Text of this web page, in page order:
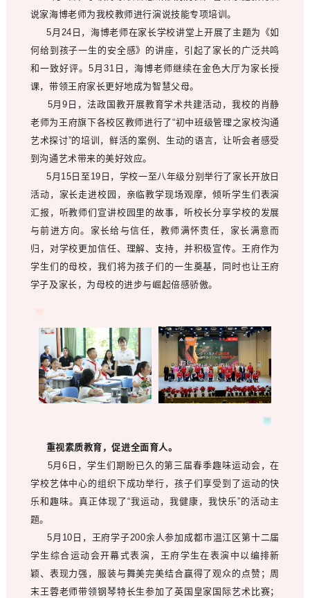
说家海博老师为我校教师进行演说技能专项培训。
5月24日，海博老师在家长学校讲堂上开展了主题为《如
何给到孩子一生的安全感》的讲座，引起了家长的广泛共鸣
和一致好评。5月31日，海博老师继续在金色大厅为家长授
课，带领王府家长更好地成为智慧父母。
5月9日，法政国教开展教育学术共建活动，我校的肖静
老师为王府旗下各校区教师进行了“初中班级管理之家校沟通
艺术探讨”的培训，鲜活的案例、生动的语言，让听会者感受
到沟通艺术带来的美好效应。
5月15日至19日，学校一至八年级分别举行了家长开放日
活动，家长走进校园，亲临教学现场观摩，倾听学生们表演
汇报，听教师们宣讲校园里的故事，听校长分享学校的发展
与前进方向。家长给与信任，教师满怀责任，家长满意而
归，对学校更加信任、理解、支持，并积极宣传。王府作为
学生们的母校，我们将为孩子们的一生奠基，同时也让王府
学子及家长，为母校的进步与崛起倍感骄傲。
重视素质教育，促进全面育人。
5月6日，学生们期盼已久的第三届春季趣味运动会，在
学校艺体中心的组织下成功举行，孩子们享受到了运动的快
乐和趣味。真正体现了“我运动，我健康，我快乐”的活动主
题。
5月10日，王府学子200余人参加成都市温江区第十二届
学生综合运动会开幕式表演，王府学生在表演中以编排新
颖、表现力强，服装与舞美完美结合赢得了观众的点赞；周
末王蓉老师带领钢琴特长生参加了英国皇家国际艺术比赛；